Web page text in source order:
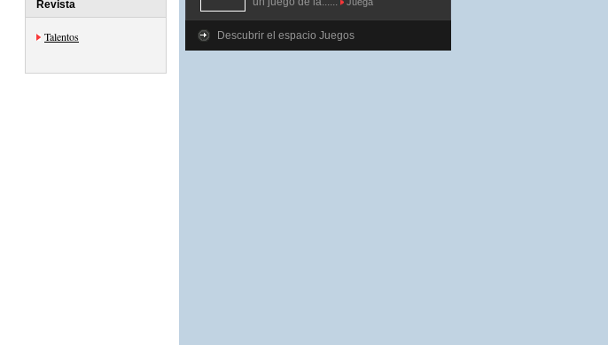
Revista
Talentos Descubrir el espacio Juegos